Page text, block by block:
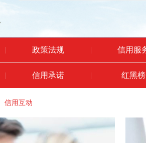
政策法规 信用服
信用承诺 红黑榜
信用互动